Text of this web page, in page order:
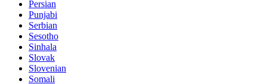
Persian
Punjabi
Serbian
Sesotho
Sinhala
Slovak
Slovenian
Somali